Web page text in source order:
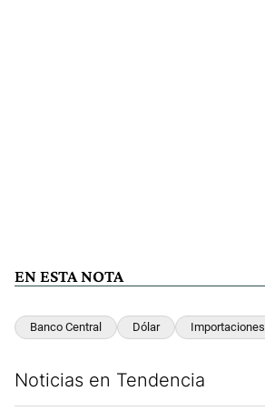
EN ESTA NOTA
Banco Central Dólar Importaciones
Noticias en Tendencia